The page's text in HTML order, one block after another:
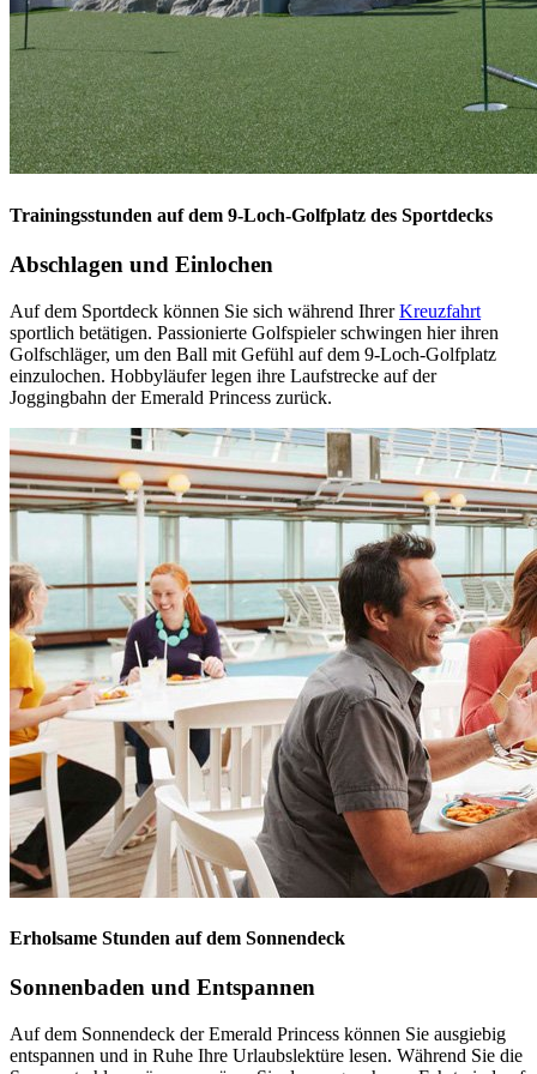
Trainingsstunden auf dem 9-Loch-Golfplatz des Sportdecks
Abschlagen und Einlochen
Auf dem Sportdeck können Sie sich während IhrerKreuzfahrt
sportlich betätigen. Passionierte Golfspieler schwingen hier ihren
Golfschläger, um den Ball mit Gefühl auf dem 9-Loch-Golfplatz
einzulochen. Hobbyläufer legen ihre Laufstrecke auf der
Joggingbahn der Emerald Princess zurück.
Erholsame Stunden auf dem Sonnendeck
Sonnenbaden und Entspannen
Auf dem Sonnendeck der Emerald Princess können Sie ausgiebig
entspannen und in Ruhe Ihre Urlaubslektüre lesen. Während Sie die